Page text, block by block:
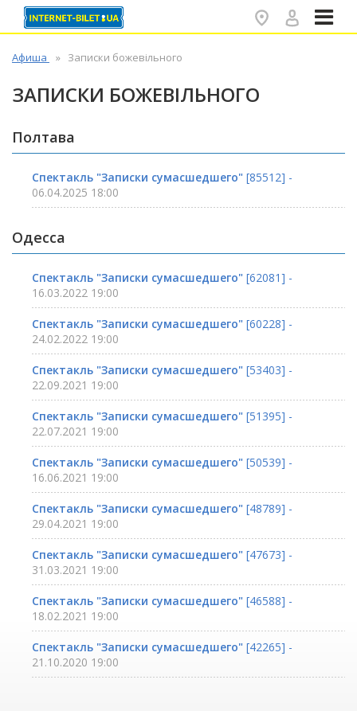
Афиша Записки божевільного
ЗАПИСКИ БОЖЕВІЛЬНОГО
Полтава
Спектакль "Записки сумасшедшего" [85512] -
06.04.2025 18:00
Одесса
Спектакль "Записки сумасшедшего" [62081] -
16.03.2022 19:00
Спектакль "Записки сумасшедшего" [60228] -
24.02.2022 19:00
Спектакль "Записки сумасшедшего" [53403] -
22.09.2021 19:00
Спектакль "Записки сумасшедшего" [51395] -
22.07.2021 19:00
Спектакль "Записки сумасшедшего" [50539] -
16.06.2021 19:00
Спектакль "Записки сумасшедшего" [48789] -
29.04.2021 19:00
Спектакль "Записки сумасшедшего" [47673] -
31.03.2021 19:00
Спектакль "Записки сумасшедшего" [46588] -
18.02.2021 19:00
Спектакль "Записки сумасшедшего" [42265] -
21.10.2020 19:00